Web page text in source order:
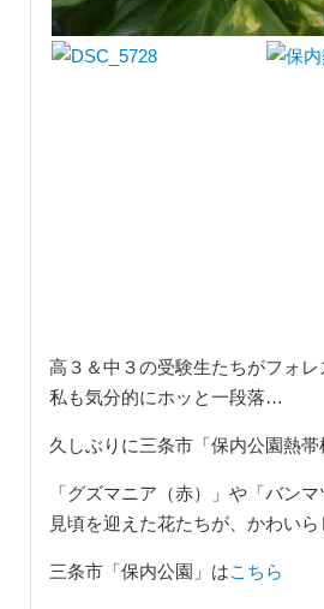
高３＆中３の受験生たちがフォレ
私も気分的にホッと一段落…
久しぶりに三条市「保内公園熱
「グズマニア（赤）」や「バン
見頃を迎えた花たちが、かわい
三条市「保内公園」はこちら